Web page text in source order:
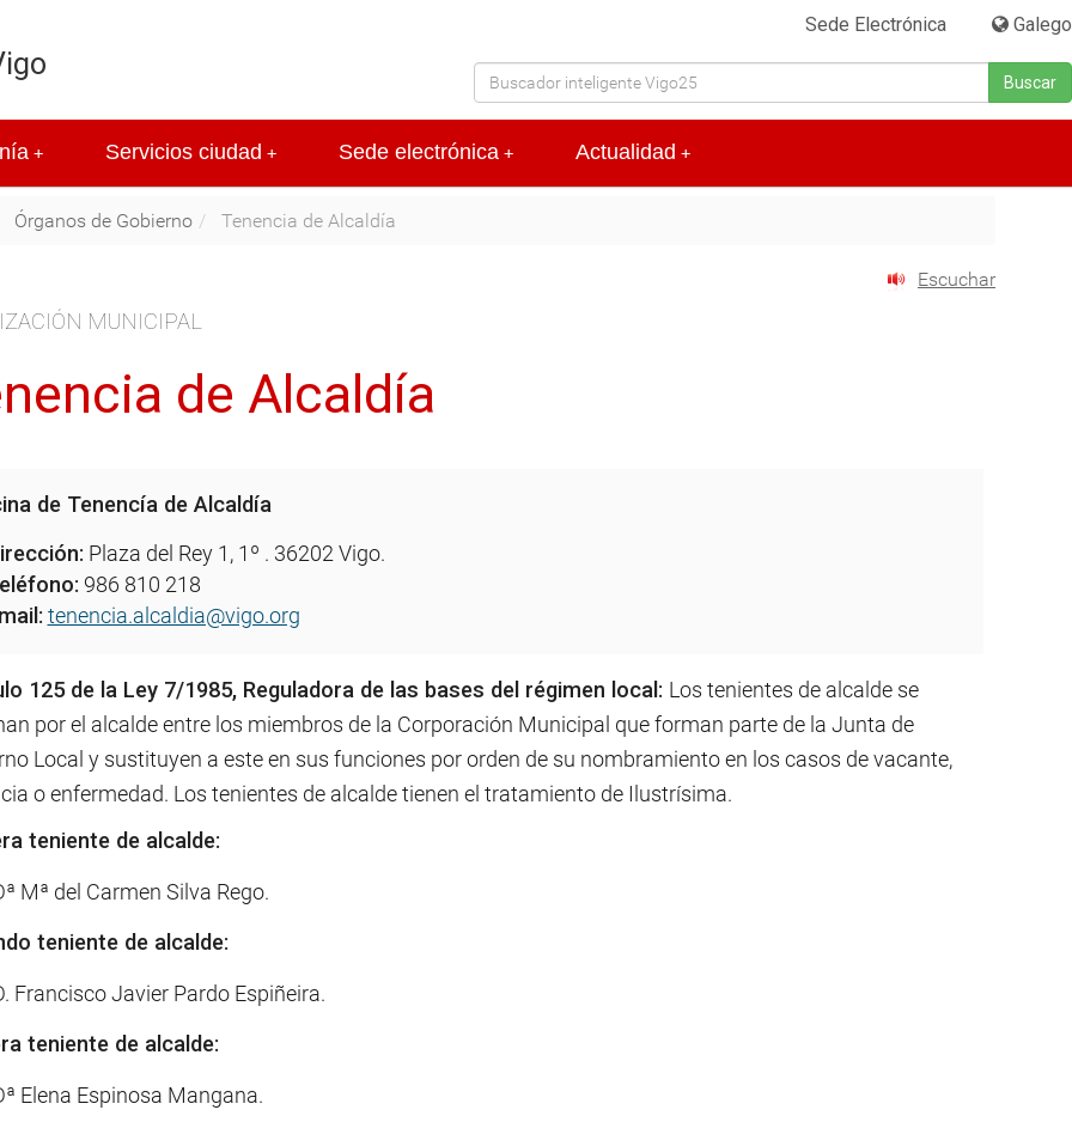
Sede Electrónica Galego
Buscar
+ +
Servicios ciudad +
Sede electrónica +
Actualidad
Órganos de Gobierno Tenencia de Alcaldía
Escuchar
MUNICIPAL
de Alcaldía
de Tenencía de Alcaldía
Plaza del Rey 1, 1º . 36202 Vigo.
986 810 218
tenencia.alcaldia@vigo.org
125 de la Ley 7/1985, Reguladora de las bases del régimen local: Los tenientes de alcalde se
por el alcalde entre los miembros de la Corporación Municipal que forman parte de la Junta de
Local y sustituyen a este en sus funciones por orden de su nombramiento en los casos de vacante,
o enfermedad. Los tenientes de alcalde tienen el tratamiento de Ilustrísima.
teniente de alcalde:
Mª del Carmen Silva Rego.
teniente de alcalde:
Francisco Javier Pardo Espiñeira.
teniente de alcalde:
Elena Espinosa Mangana.